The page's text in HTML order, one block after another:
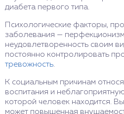
диабета первого типа.
Психологические факторы,
заболевания —
неудовлетворенность своим
постоянно контролировать
тревожность.
К социальным причинам
воспитания и
которой человек находится.
может повышенная